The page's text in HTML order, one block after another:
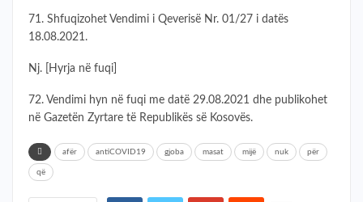
71. Shfuqizohet Vendimi i Qeverisë Nr. 01/27 i datës
18.08.2021.
Nj. [Hyrja në fuqi]
72. Vendimi hyn në fuqi me datë 29.08.2021 dhe publikohet
në Gazetën Zyrtare të Republikës së Kosovës.
afër antiCOVID19 gjoba masat mijë nuk për
që